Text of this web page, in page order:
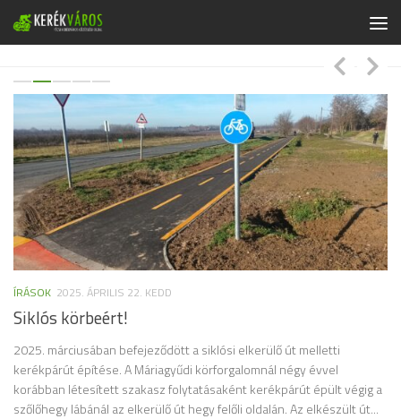
Skip to content
ÍRÁSOK 2025. ÁPRILIS 22. KEDD
Siklós körbeért!
2025. márciusában befejeződött a siklósi elkerülő út melletti
kerékpárút építése. A Máriagyűdi körforgalomnál négy évvel
korábban létesített szakasz folytatásaként kerékpárút épült végig a
szőlőhegy lábánál az elkerülő út hegy felőli oldalán. Az elkészült út...